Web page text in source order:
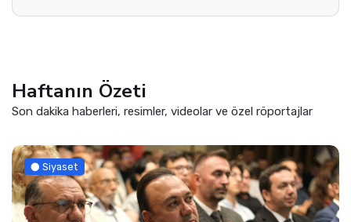
Haftanın Özeti
Son dakika haberleri, resimler, videolar ve özel röportajlar
Siyaset